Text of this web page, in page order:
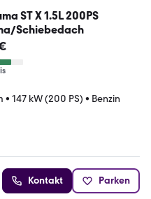
ST X 1.5L 200PS
Schiebedach
• 147 kW (200 PS) • Benzin
Kontakt Parken